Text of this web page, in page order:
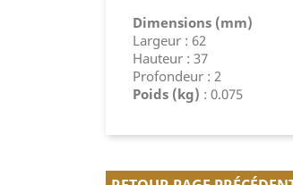
Dimensions (mm)
Largeur : 62
Hauteur : 37
Profondeur : 2
Poids (kg) : 0.075